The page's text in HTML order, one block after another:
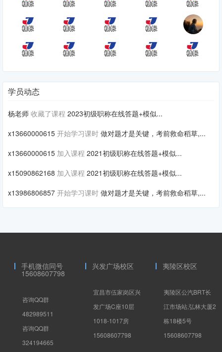
学员动态
杨老师 收藏了课程 2023初级职称在线答题+模似...
x13660000615 开始学习课时 做对题才是关键，考前救命稻草,...
x13660000615 加入课程 2021初级职称在线答题+模似...
x15090862168 加入课程 2021初级职称在线答题+模似...
x13986806857 开始学习课时 做对题才是关键，考前救命稻草,...
手机微信同号
15608607798
咨询QQ群
482989511
咨询QQ群
324194665
兴发广场校区
宜昌市伍家岗区兴
发广场C座10层
1018-1017房
15608607798
夷陵区校区
夷陵区公汽BRT长
江市场站,弘林大厦2
栋18楼5号
15608607798